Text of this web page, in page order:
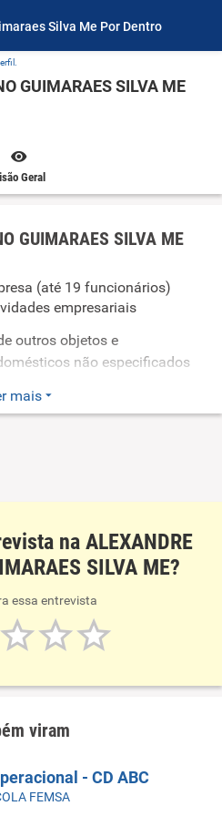
Silva Me Por Dentro
GUIMARAES SILVA ME
Geral
GUIMARAES SILVA ME
(até 19 funcionários)
empresariais
outros objetos e
não especificados
de ventilação e refrigeração
mais
na ALEXANDRE
SILVA ME?
essa entrevista
viram
- CD ABC
FEMSA